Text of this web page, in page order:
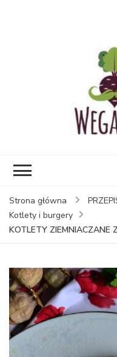
Strona główna
Kotlety i burgery
KOTLETY ZIEMNIACZANE